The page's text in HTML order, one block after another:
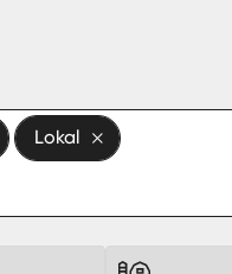
Lokal